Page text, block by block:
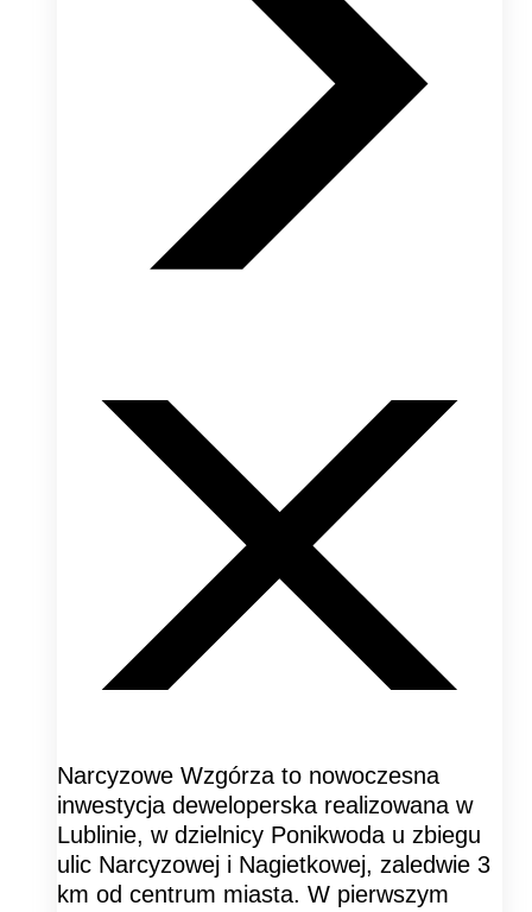
Narcyzowe Wzgórza to nowoczesna
inwestycja deweloperska realizowana w
Lublinie, w dzielnicy Ponikwoda u zbiegu
ulic Narcyzowej i Nagietkowej, zaledwie 3
km od centrum miasta. W pierwszym